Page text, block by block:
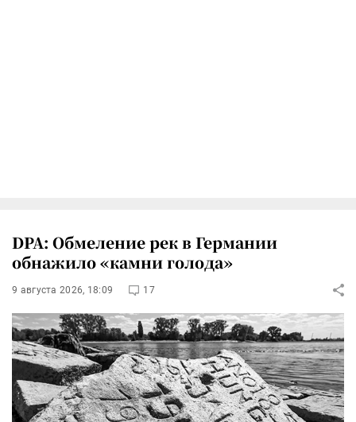
DPA: Обмеление рек в Германии
обнажило «камни голода»
9 августа 2026, 18:09 17